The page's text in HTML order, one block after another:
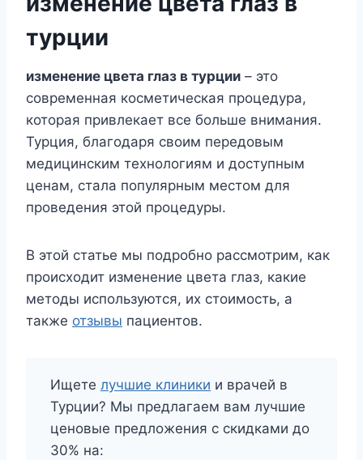
турции
изменение цвета глаз в турции – это
современная косметическая процедура,
которая привлекает все больше внимания.
Турция, благодаря своим передовым
медицинским технологиям и доступным
ценам, стала популярным местом для
проведения этой процедуры.
В этой статье мы подробно рассмотрим, как
происходит изменение цвета глаз, какие
методы используются, их стоимость, а
также отзывы пациентов.
Ищете лучшие клиники и врачей в
Турции? Мы предлагаем вам лучшие
ценовые предложения с скидками до
30% на: